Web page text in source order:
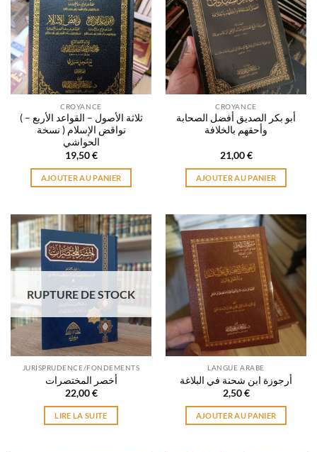
CROYANCE
( ثلاثة الأصول – القواعد الأربع –
نواقض الإسلام ( نسخة
الحواشي
19,50€
AJOUTER AU PANIER
CROYANCE
أبو بكر الصديق أفضل الصحابة
وأحقهم بالخلافة
21,00€
AJOUTER AU PANIER
RUPTURE DE STOCK
JURISPRUDENCE/FONDEMENTS
أخصر المختصرات
22,00€
LIRE LA SUITE
LANGUE ARABE
أرجوزة ابن شحنة في البلاغة
2,50€
AJOUTER AU PANIER